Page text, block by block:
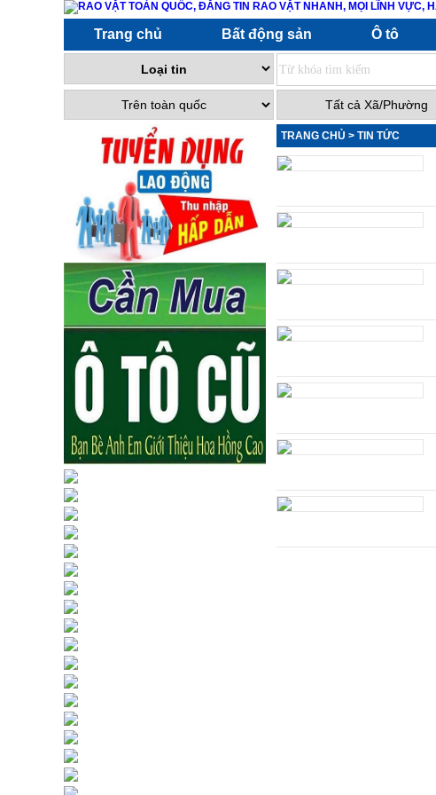
Trang chủ Bất động sản Ô tô
TRANG CHỦ > TIN TỨC